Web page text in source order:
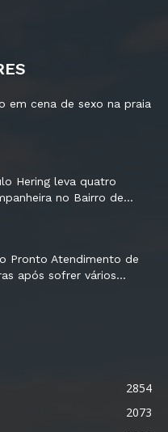
em cena de sexo na praia
Hering leva quatro
no Bairro de...
Pronto Atendimento de
após sofrer vários...
2854
2073